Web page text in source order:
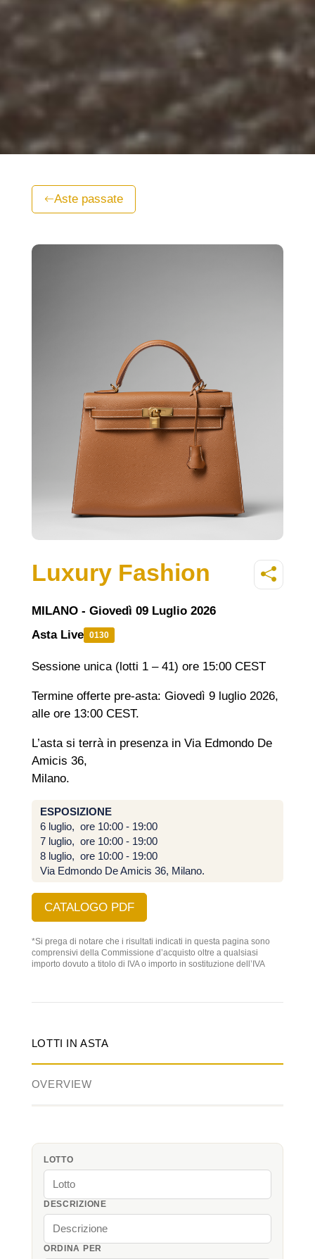
Aste passate
Luxury Fashion
MILANO - Giovedì 09 Luglio 2026
Asta Live 0130
Sessione unica (lotti 1 – 41) ore 15:00 CEST
Termine offerte pre-asta: Giovedì 9 luglio 2026,
alle ore 13:00 CEST.
L’asta si terrà in presenza in Via Edmondo De
Amicis 36,
Milano.
ESPOSIZIONE
6 luglio, ore 10:00 - 19:00
7 luglio, ore 10:00 - 19:00
8 luglio, ore 10:00 - 19:00
Via Edmondo De Amicis 36, Milano.
CATALOGO PDF
*Si prega di notare che i risultati indicati in questa pagina sono
comprensivi della Commissione d’acquisto oltre a qualsiasi
importo dovuto a titolo di IVA o importo in sostituzione dell’IVA
LOTTI IN ASTA
OVERVIEW
LOTTO
DESCRIZIONE
ORDINA PER